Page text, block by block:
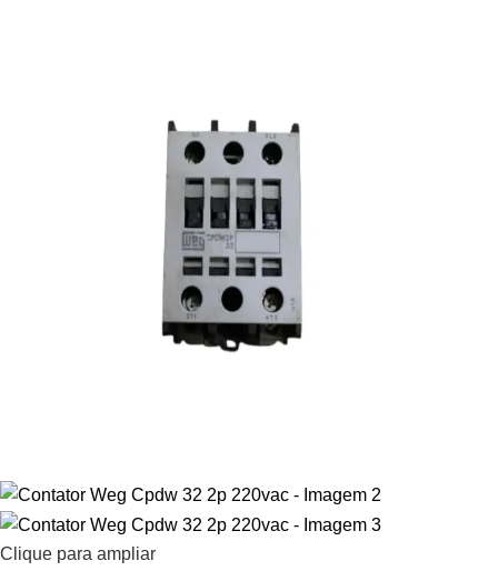
Clique para ampliar